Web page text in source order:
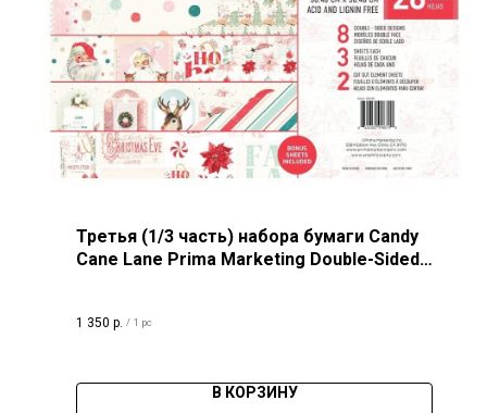
Третья (1/3 часть) набора бумаги Candy
Cane Lane Prima Marketing Double-Sided
1 350 р. / 1 pc
В КОРЗИНУ